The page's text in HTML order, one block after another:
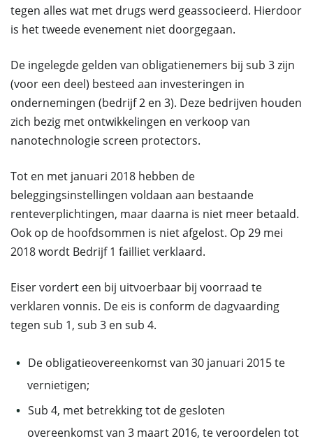
tegen alles wat met drugs werd geassocieerd. Hierdoor
is het tweede evenement niet doorgegaan.
De ingelegde gelden van obligatienemers bij sub 3 zijn
(voor een deel) besteed aan investeringen in
ondernemingen (bedrijf 2 en 3). Deze bedrijven houden
zich bezig met ontwikkelingen en verkoop van
nanotechnologie screen protectors.
Tot en met januari 2018 hebben de
beleggingsinstellingen voldaan aan bestaande
renteverplichtingen, maar daarna is niet meer betaald.
Ook op de hoofdsommen is niet afgelost. Op 29 mei
2018 wordt Bedrijf 1 failliet verklaard.
Eiser vordert een bij uitvoerbaar bij voorraad te
verklaren vonnis. De eis is conform de dagvaarding
tegen sub 1, sub 3 en sub 4.
De obligatieovereenkomst van 30 januari 2015 te
vernietigen;
Sub 4, met betrekking tot de gesloten
overeenkomst van 3 maart 2016, te veroordelen tot